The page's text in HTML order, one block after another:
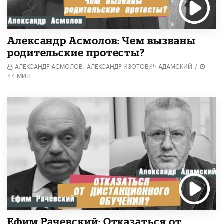
Александр Асмолов: Чем вызваны
родительские протесты?
АЛЕКСАНДР АСМОЛОВ, АЛЕКСАНДР ИЗОТОВИЧ АДАМСКИЙ /
44 МИН.
Ефим Рачевский: Отказаться от